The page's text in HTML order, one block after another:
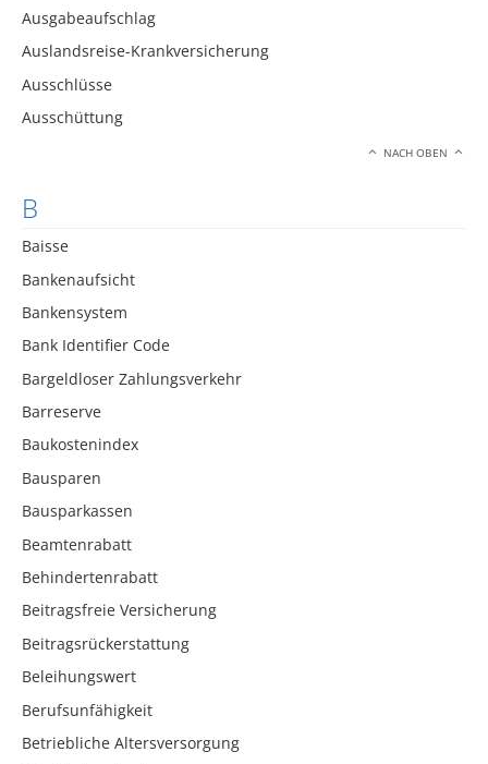
Ausgabeaufschlag
Auslandsreise-Krankversicherung
Ausschlüsse
Ausschüttung
NACH OBEN
B
Baisse
Bankenaufsicht
Bankensystem
Bank Identifier Code
Bargeldloser Zahlungsverkehr
Barreserve
Baukostenindex
Bausparen
Bausparkassen
Beamtenrabatt
Behindertenrabatt
Beitragsfreie Versicherung
Beitragsrückerstattung
Beleihungswert
Berufsunfähigkeit
Betriebliche Altersversorgung